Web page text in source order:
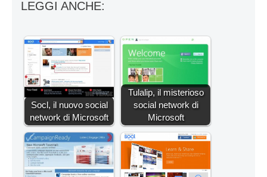
LEGGI ANCHE:
Socl, il nuovo social
network di Microsoft
Tulalip, il misterioso
social network di
Microsoft